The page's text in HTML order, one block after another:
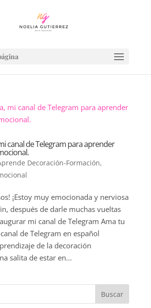
canal de Telegram para aprender
Decoración-Formación,
¡Estoy muy emocionada y nerviosa
después de darle muchas vueltas
mi canal de Telegram Ama tu
de Telegram en español
de la decoración
salita de estar en...